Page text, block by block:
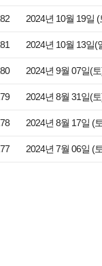
2024년 10월 19일
2024년 10월 13일
2024년 9월 07일(
2024년 8월 31일(
2024년 8월 17일 (
2024년 7월 06일 (